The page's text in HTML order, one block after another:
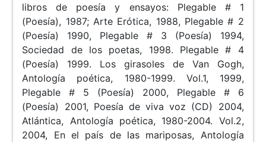
libros de poesía y ensayos: Plegable # 1
(Poesía), 1987; Arte Erótica, 1988, Plegable # 2
(Poesía) 1990, Plegable # 3 (Poesía) 1994,
Sociedad de los poetas, 1998. Plegable # 4
(Poesía) 1999. Los girasoles de Van Gogh,
Antología poética, 1980-1999. Vol.1, 1999,
Plegable # 5 (Poesía) 2000, Plegable # 6
(Poesía) 2001, Poesía de viva voz (CD) 2004,
Atlántica, Antología poética, 1980-2004. Vol.2,
2004, En el país de las mariposas, Antología